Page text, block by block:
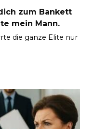
zum Bankett
mein Mann.
die ganze Elite nur